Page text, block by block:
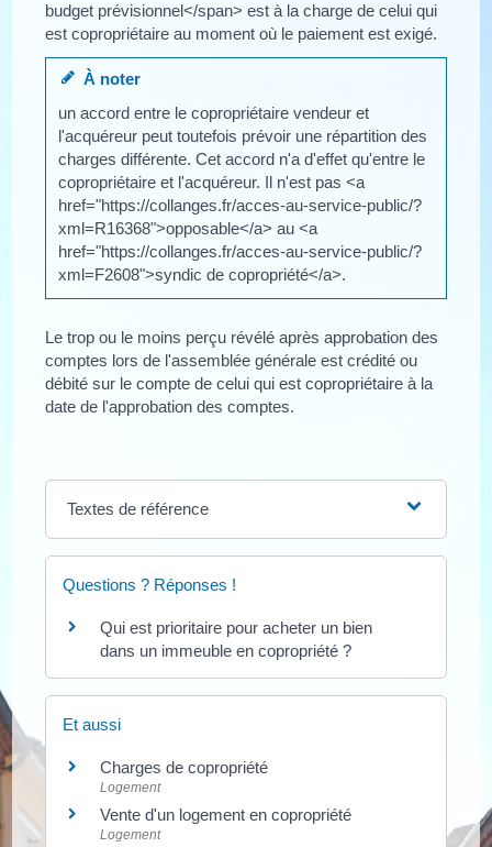
budget prévisionnel</span> est à la charge de celui qui
est copropriétaire au moment où le paiement est exigé.
À noter
un accord entre le copropriétaire vendeur et
l'acquéreur peut toutefois prévoir une répartition des
charges différente. Cet accord n'a d'effet qu'entre le
copropriétaire et l'acquéreur. Il n'est pas <a
href="https://collanges.fr/acces-au-service-public/?
xml=R16368">opposable</a> au <a
href="https://collanges.fr/acces-au-service-public/?
xml=F2608">syndic de copropriété</a>.
Le trop ou le moins perçu révélé après approbation des
comptes lors de l'assemblée générale est crédité ou
débité sur le compte de celui qui est copropriétaire à la
date de l'approbation des comptes.
Textes de référence
Questions ? Réponses !
Qui est prioritaire pour acheter un bien
dans un immeuble en copropriété ?
Et aussi
Charges de copropriété
Logement
Vente d'un logement en copropriété
Logement